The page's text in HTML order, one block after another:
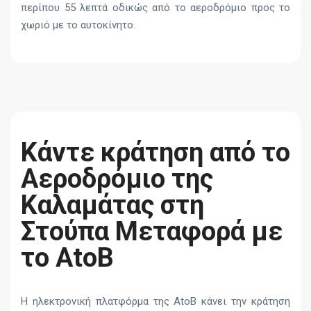
περίπου 55 λεπτά οδικώς από το αεροδρόμιο προς το
χωριό με το αυτοκίνητο.
Κάντε κράτηση από το
Αεροδρόμιο της
Καλαμάτας στη
Στούπα Μεταφορά με
το AtoB
Η ηλεκτρονική πλατφόρμα της AtoB κάνει την κράτηση